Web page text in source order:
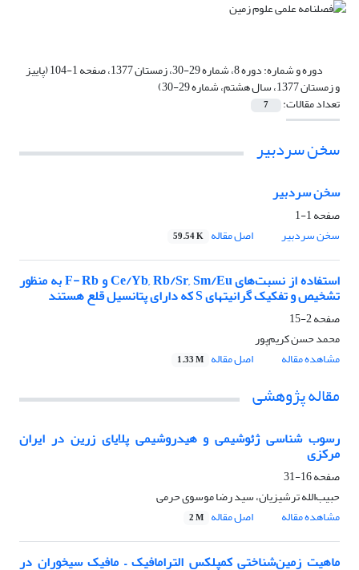
دوره و شماره: دوره 8، شماره 29-30، زمستان 1377، صفحه 1-104 (پاییز
و زمستان 1377، سال هشتم، شماره 29-30)
تعداد مقالات: 7
سخن سردبیر
سخن سردبیر
صفحه1-1
سخن سردبیر
اصل مقاله 59.54 K
استفاده از نسبت‌های Ce/Yb, Rb/Sr, Sm/Eu و F- Rb به منظور
تشخیص و تفکیک گرانیتهای S که دارای پتانسیل قلع هستند
صفحه2-15
محمد حسن کریم‌پور
مشاهده مقاله
اصل مقاله 1.33 M
مقاله پژوهشی
رسوب شناسی ژئوشیمی و هیدروشیمی پلایای زرین در ایران
مرکزی
صفحه16-31
حبیب‌الله ترشیزیان، سید رضا موسوی حرمی
مشاهده مقاله
اصل مقاله 2 M
ماهیت زمین‌شناختی کمپلکس الترامافیک – مافیک سیخوران در